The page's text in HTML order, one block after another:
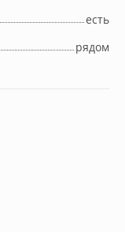
есть
рядом